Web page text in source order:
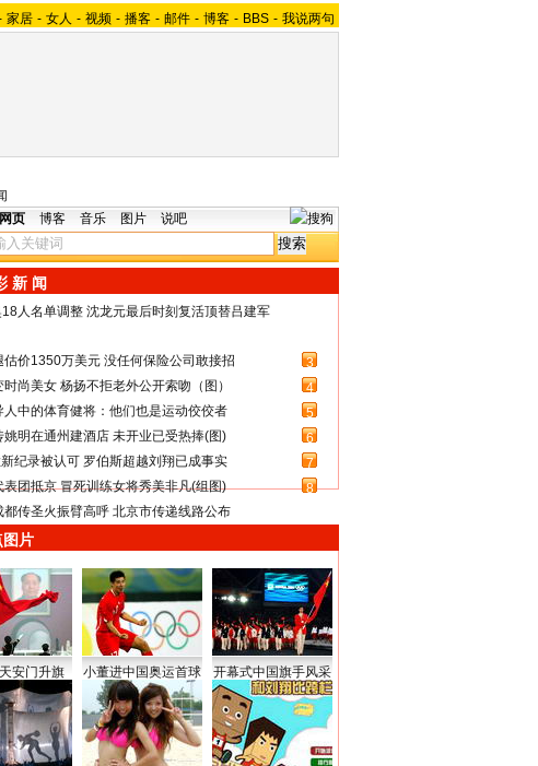
家居 - 女人 - 视频 - 播客 - 邮件 - 博客 - BBS - 我说两句
网页 博客 音乐 图片 说吧
新 闻
18人名单调整 沈龙元最后时刻复活顶替吕建军
估价1350万美元 没任何保险公司敢接招
3
尚美女 杨扬不拒老外公开索吻（图）
4
人中的体育健将：他们也是运动佼佼者
5
姚明在通州建酒店 未开业已受热捧(图)
6
纪录被认可 罗伯斯超越刘翔已成事实
7
表团抵京 冒死训练女将秀美非凡(组图)
8
都传圣火振臂高呼 北京市传递线路公布
图片
安门升旗 小董进中国奥运首球 开幕式中国旗手风采